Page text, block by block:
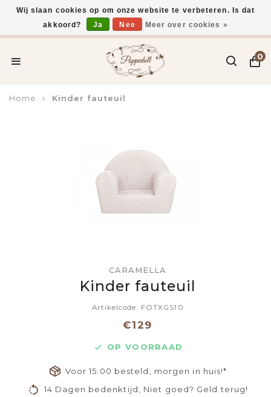
Voor 15:00 uur besteld, vandaag verzonden*
0
Home Kinder fauteuil
CARAMELLA
Kinder fauteuil
Artikelcode: FOTXGS10
€129
OP VOORRAAD
Voor 15:00 besteld, morgen in huis!*
14 Dagen bedenktijd, Niet goed? Geld terug!
Wij slaan cookies op om onze website te verbeteren. Is dat
akkoord?
Ja Nee Meer over cookies »